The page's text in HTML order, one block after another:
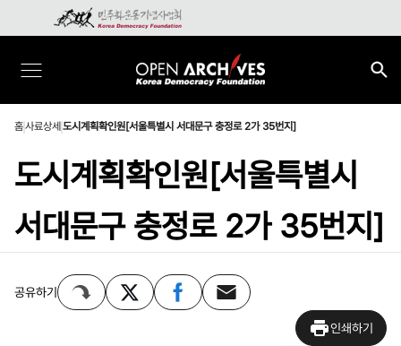
홈사료상세 도시계획확인원[서울특별시 서대문구 충정로 2가 35번지]
도시계획확인원[서울특별시
서대문구 충정로 2가 35번지]
공유하기
인쇄하기